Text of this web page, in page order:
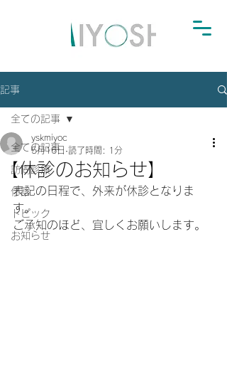
記事
全ての記事
訪問診療
休診
トピック
お知らせ
全ての記事
【休診のお知らせ】
yskmiyoc
5月16日 読了時間: 1分
表記の日程で、外来が休診となりま
す。
ご承知のほど、宜しくお願いします。